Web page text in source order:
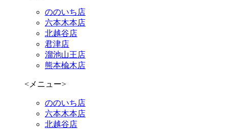
ののいち店
六本木本店
北越谷店
君津店
溜池山王店
熊本楡木店
<メニュー>
ののいち店
六本木本店
北越谷店